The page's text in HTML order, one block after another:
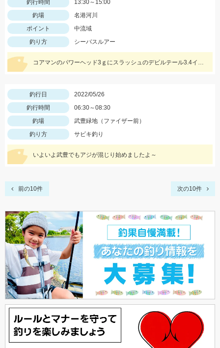
釣行時間
13:30～15:00
釣場
名港河川
ポイント
中流域
釣り方
シーバスルアー
コアマンのパワーヘッド3ｇにスラッシュのデビルテール3.4インチ ホワイトシルバーで釣れました！
釣行日
2022/05/26
釣行時間
06:30～08:30
釣場
武豊緑地（ファイザー前）
釣り方
サビキ釣り
いよいよ武豊でもアジが混じり始めましたよ～
前の10件 次の10件